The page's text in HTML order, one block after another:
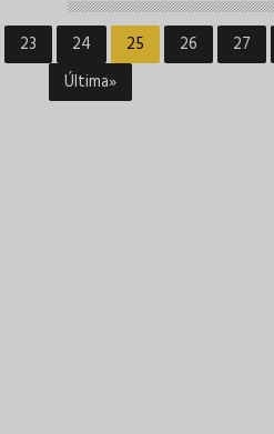
Página
23 Página
24
Página
actual
25 Página
26 Página
27
Última
página
Última»